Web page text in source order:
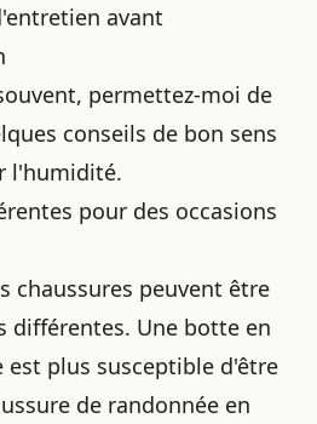
avant
permettez-moi de
conseils de bon sens
l'humidité.
pour des occasions
chaussures peuvent être
différentes. Une botte en
plus susceptible d'être
de randonnée en